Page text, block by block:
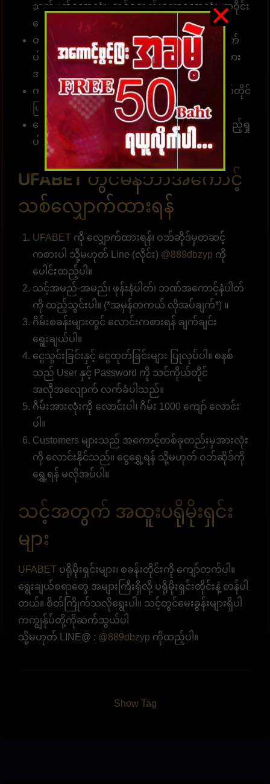
သတ်မှတ်ဘောလုံး၊ တစ်ခုတည်းသောဘောလုံး၊ အဝိုင်း
ဘောလုံး၊ ၂ တွဲသာ
တိုက်ရိုက်ဝဘ်၊ ကြားခံမရှိ။ အေးဂျင့်မှတဆင့်မဟုတ်
ပါ။ ငွေသွင်းခြင်းနှင့် ငွေထုတ်ယူရန် ဝန်ထမ်းများအား
အကြောင်းကြားရန် မလိုအပ်ပါ။
ကွဲပြားခြားနားသော ငွေပေးငွေယူများကို သင်ကိုယ်တိုင်
ပြုလုပ်နိုင်ပါသည်။
လောင်းကစားစာရင်းဇယားများကို အချိန်မရွေးကြည့်ရှု
ပါ။
UFABET တွင်မန်ဘာအကောင့်
သစ်လျှောက်ထားရန်
UFABET ကို လျှောက်ထားရန်၊ ဝဘ်ဆိုဒ်မှတဆင့်
ကစားပါ သို့မဟုတ် Line (လိုင်း) @889dbzyp ကို
ပေါင်းထည့်ပါ။
သင့်အမည်-အမည်၊ ဖုန်းနံပါတ်၊ ဘဏ်အကောင့်နံပါတ်
ကို ထည့်သွင်းပါ။ (*အမှန်တကယ် လိုအပ်ချက်*) ။
ဂိမ်းစခန်းများတွင် လောင်းကစားရန် ချက်ချင်း
ရွေးချယ်ပါ။
ငွေသွင်းခြင်းနှင့် ငွေထုတ်ခြင်းများ ပြုလုပ်ပါ။ စနစ်
သည် User နှင့် Password ကို သင်ကိုယ်တိုင်
အလိုအလျောက် လက်ခံပါသည်။
ဂိမ်းအားလုံးကို လောင်းပါ၊ ဂိမ်း 1000 ကျော် လောင်း
ပါ။
Customers များသည် အကောင့်တစ်ခုတည်းမှအားလုံး
ကို လောင်းနိုင်သည်။ ငွေရွှေ့ရန် သို့မဟုတ် ဝဘ်ဆိုဒ်ကို
ရွှေ့ရန် မလိုအပ်ပါ။
သင့်အတွက် အထူးပရိုမိုးရှင်း
များ
UFABET ပရိုမိုးရှင်းများ၊ စခန်းတိုင်းကို ကျော်တက်ပါ။
ရွေးချယ်စရာတွေ အများကြီးရှိလို့ ပရိုမိုးရှင်းတိုင်းနဲ့ တန်ပါ
တယ်။ စိတ်ကြိုက်သလိုရွေးပါ။ သင့်တွင်မေးခွန်းများရှိပါ
ကကျွန်ုပ်တို့ကိုဆက်သွယ်ပါ
သို့မဟုတ် LINE@ : @889dbzyp ကိုထည့်ပါ။
Show Tag